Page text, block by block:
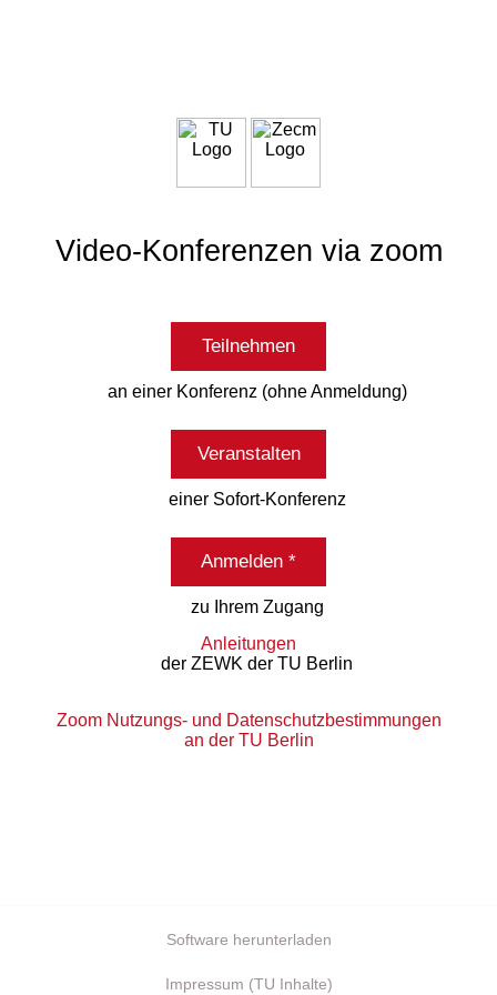
Video-Konferenzen via zoom
Teilnehmen
an einer Konferenz (ohne Anmeldung)
Veranstalten
einer Sofort-Konferenz
Anmelden *
zu Ihrem Zugang
Anleitungen
der ZEWK der TU Berlin
Zoom Nutzungs- und Datenschutzbestimmungen
an der TU Berlin
Software herunterladen
Impressum (TU Inhalte)